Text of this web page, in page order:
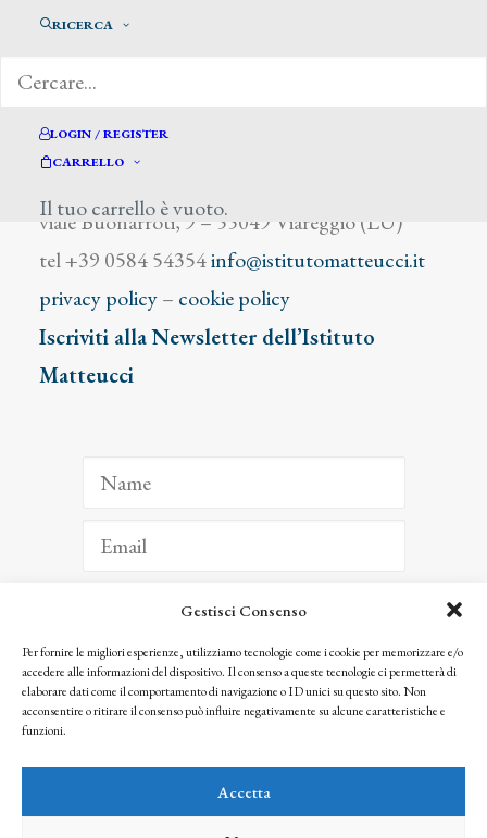
Gestisci Consenso
Per fornire le migliori esperienze, utilizziamo tecnologie come i cookie per memorizzare e/o
accedere alle informazioni del dispositivo. Il consenso a queste tecnologie ci permetterà di
elaborare dati come il comportamento di navigazione o ID unici su questo sito. Non
acconsentire o ritirare il consenso può influire negativamente su alcune caratteristiche e
funzioni.
Accetta
RICERCA
LOGIN / REGISTER
CARRELLO
Il tuo carrello è vuoto.
viale Buonarroti, 9 – 55049 Viareggio (LU)
tel +39 0584 54354info@istitutomatteucci.it
privacy policy– cookie policy
Iscriviti alla Newsletter dell’Istituto
Matteucci
ISCRIVITI
Facendo clic per iscriverti, riconosci che le tue informazioni saranno trattate
seguendo la nostra Privacy Policy
© 2025 Istituto Matteucci. All right reserved
l’autorizzazione scritta dei proprietari dei diritti e dell’Istituto Matteucci